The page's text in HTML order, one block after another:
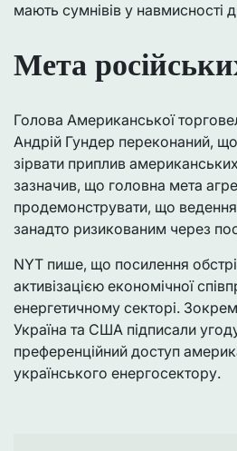
мають сумнівів у навмисності
Мета
Голова Американської
Андрій Гундер переконаний,
зірвати приплив американських
зазначив, що головна мета
продемонструвати, що ведення
занадто ризикованим через
NYT пише, що посилення
активізацією економічної
енергетичному секторі.
Україна та США підписали
преференційний доступ
українського енергосектору.